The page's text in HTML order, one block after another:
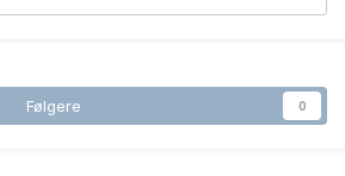
Følgere 0